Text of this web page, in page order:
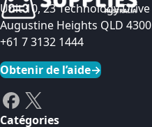
Unit 10, 23 Technology Drive
Augustine Heights QLD 4300
+61 7 3132 1444
Obtenir de l’aide→
Catégories